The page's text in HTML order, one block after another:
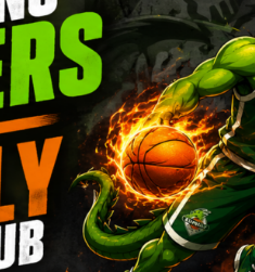
BENJAMINES
MINIMES
CADETTES
SÉNIORS
LOISIRS